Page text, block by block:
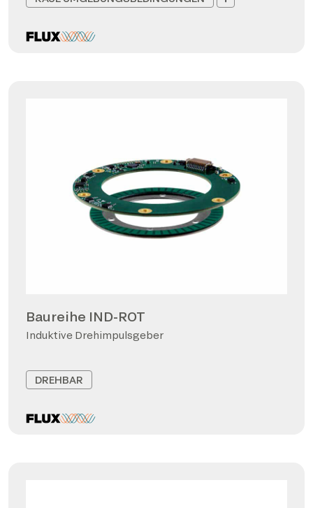
Baureihe IND-ROT
Induktive Drehimpulsgeber
DREHBAR